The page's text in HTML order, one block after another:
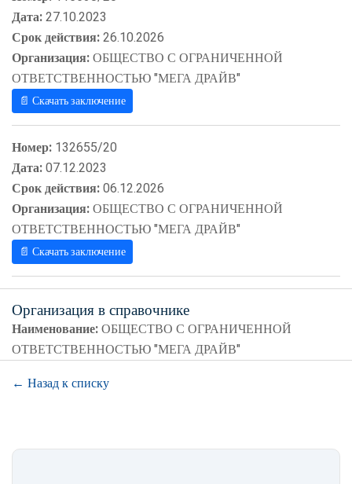
Дата:27.10.2023
Срок действия:26.10.2026
Организация:ОБЩЕСТВО С ОГРАНИЧЕННОЙ
ОТВЕТСТВЕННОСТЬЮ "МЕГА ДРАЙВ"
📄 Скачать заключение
Номер: 132655/20
Дата:07.12.2023
Срок действия:06.12.2026
Организация:ОБЩЕСТВО С ОГРАНИЧЕННОЙ
ОТВЕТСТВЕННОСТЬЮ "МЕГА ДРАЙВ"
📄 Скачать заключение
Организация в справочнике
Наименование:ОБЩЕСТВО С ОГРАНИЧЕННОЙ
ОТВЕТСТВЕННОСТЬЮ "МЕГА ДРАЙВ"
← Назад к списку